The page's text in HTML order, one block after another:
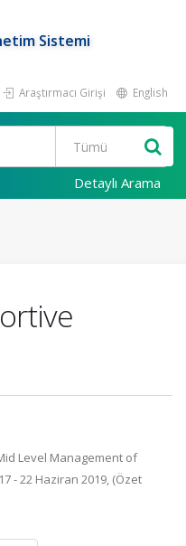
Sistemi
Araştırmacı Girişi English
Detaylı Arama
Level Management of
- 22 Haziran 2019, (Özet